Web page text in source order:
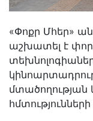
«Փոքր Մհեր»
աշխատել է